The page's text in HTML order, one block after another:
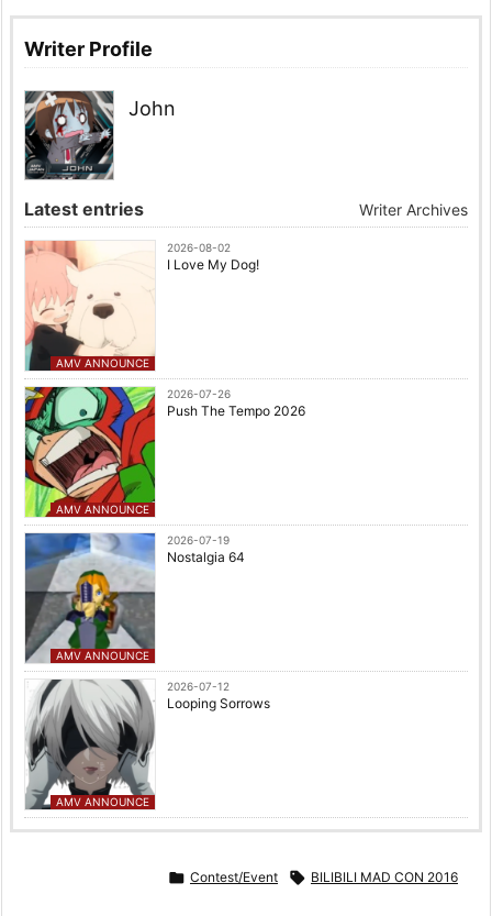
Writer Profile
John
Latest entries Writer Archives
AMV ANNOUNCE
2026-08-02
I Love My Dog!
AMV ANNOUNCE
2026-07-26
Push The Tempo 2026
AMV ANNOUNCE
2026-07-19
Nostalgia 64
AMV ANNOUNCE
2026-07-12
Looping Sorrows
 Contest/Event  BILIBILI MAD CON 2016